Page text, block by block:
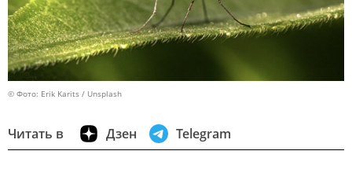
© Фото: Erik Karits / Unsplash
Читать в Дзен Telegram